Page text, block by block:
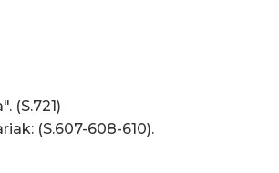
(S.721)
(S.607-608-610).